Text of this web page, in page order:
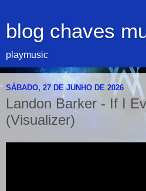
blog chaves
playmusic
SÁBADO, 27 DE JUNHO DE 2026
Landon Barker - If I
(Visualizer)